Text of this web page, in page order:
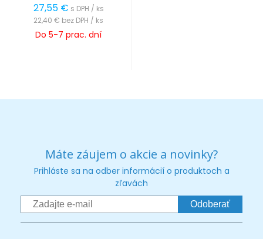
27,55 € s DPH / ks
22,40 € bez DPH / ks
Do 5-7 prac. dní
Máte záujem o akcie a novinky?
Prihláste sa na odber informácií o produktoch a
zľavách
Odoberať